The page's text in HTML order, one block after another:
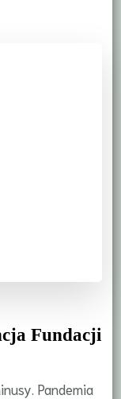
Fundacji
Pandemia